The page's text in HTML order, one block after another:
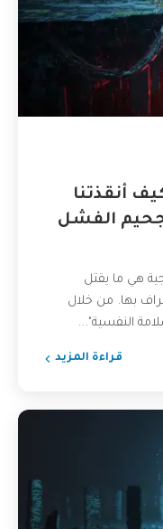
أنقذتنا
الفشل
هي ما يقتل
بها. من خلال
النفسية"...
قراءة المزيد